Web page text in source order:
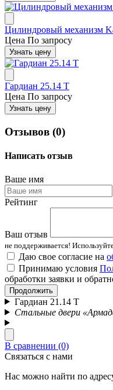
Цилиндровый механизм
Цена По запросу
Узнать цену
Гардиан 25.14 Т
Цена По запросу
Узнать цену
Отзывов (0)
Написать отзыв
Ваше имя
Рейтинг
Ваш отзыв
не поддерживается!
Даю свое согласие на
Принимаю условия
обработки заявки и
Продолжить
Гардиан 21.14 Т
Стальные двери
В сравнении (0)
Связаться с нами
Нас можно найти по